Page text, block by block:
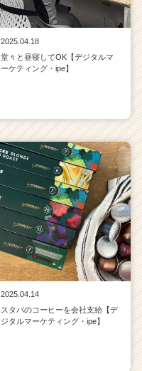
2025.04.18
堂々と昼寝してOK【デジタルマ
ーケティング・ipe】
2025.04.14
スタバのコーヒーを会社支給【デ
ジタルマーケティング・ipe】